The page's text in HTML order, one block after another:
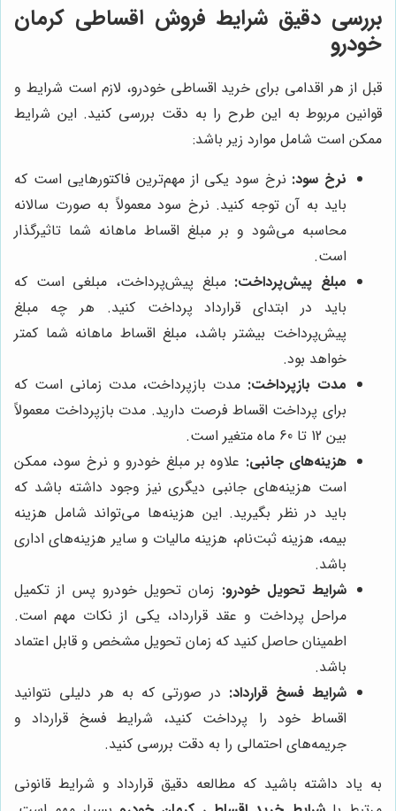
بررسی دقیق شرایط فروش اقساطی کرمان
خودرو
قبل از هر اقدامی برای خرید اقساطی خودرو، لازم است شرایط و
قوانین مربوط به این طرح را به دقت بررسی کنید. این شرایط
ممکن است شامل موارد زیر باشد:
نرخ سود: نرخ سود یکی از مهم‌ترین فاکتورهایی است که
باید به آن توجه کنید. نرخ سود معمولاً به صورت سالانه
محاسبه می‌شود و بر مبلغ اقساط ماهانه شما تاثیرگذار
است.
مبلغ پیش‌پرداخت: مبلغ پیش‌پرداخت، مبلغی است که
باید در ابتدای قرارداد پرداخت کنید. هر چه مبلغ
پیش‌پرداخت بیشتر باشد، مبلغ اقساط ماهانه شما کمتر
خواهد بود.
مدت بازپرداخت: مدت بازپرداخت، مدت زمانی است که
برای پرداخت اقساط فرصت دارید. مدت بازپرداخت معمولاً
بین 12 تا 60 ماه متغیر است.
هزینه‌های جانبی: علاوه بر مبلغ خودرو و نرخ سود، ممکن
است هزینه‌های جانبی دیگری نیز وجود داشته باشد که
باید در نظر بگیرید. این هزینه‌ها می‌تواند شامل هزینه
بیمه، هزینه ثبت‌نام، هزینه مالیات و سایر هزینه‌های اداری
باشد.
شرایط تحویل خودرو: زمان تحویل خودرو پس از تکمیل
مراحل پرداخت و عقد قرارداد، یکی از نکات مهم است.
اطمینان حاصل کنید که زمان تحویل مشخص و قابل اعتماد
باشد.
شرایط فسخ قرارداد: در صورتی که به هر دلیلی نتوانید
اقساط خود را پرداخت کنید، شرایط فسخ قرارداد و
جریمه‌های احتمالی را به دقت بررسی کنید.
به یاد داشته باشید که مطالعه دقیق قرارداد و شرایط قانونی